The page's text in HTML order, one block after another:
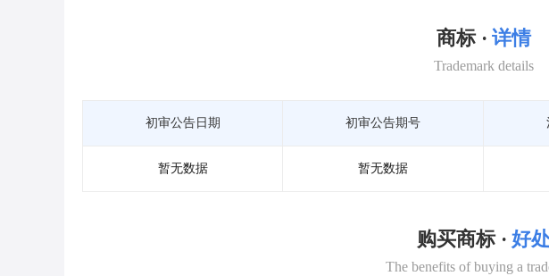
商标 · 详情
Trademark details
初审公告日期 初审公告期号
暂无数据 暂无数据
购买商标 · 好
The benefits of buying a